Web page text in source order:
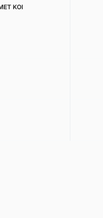
KOI